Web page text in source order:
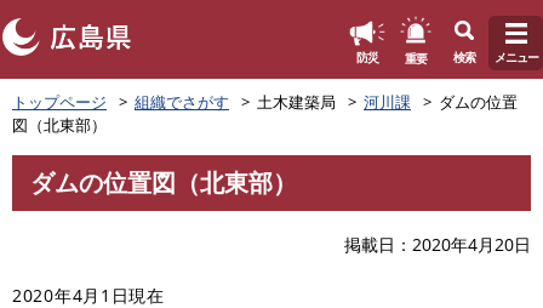
ペ
ー
ジ
の
頭
。
防災 重要 検索 メニュー
トップページ 組織でさがす 土木建築局 河川課
ダムの位置
図（北東部）
文
ダムの位置図（北東部）
掲載日 2020年4月20日
2020年4月1日現在